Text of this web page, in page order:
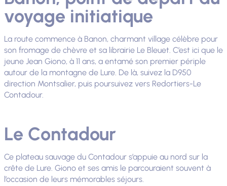
voyage initiatique
La route commence à Banon, charmant village célèbre pour
son fromage de chèvre et sa librairie Le Bleuet. C’est ici que le
jeune Jean Giono, à 11 ans, a entamé son premier périple
autour de la montagne de Lure. De là, suivez la D950
direction Montsalier, puis poursuivez vers Redortiers-Le
Contadour.
Le Contadour
Ce plateau sauvage du Contadour s’appuie au nord sur la
crête de Lure. Giono et ses amis le parcouraient souvent à
l’occasion de leurs mémorables séjours.